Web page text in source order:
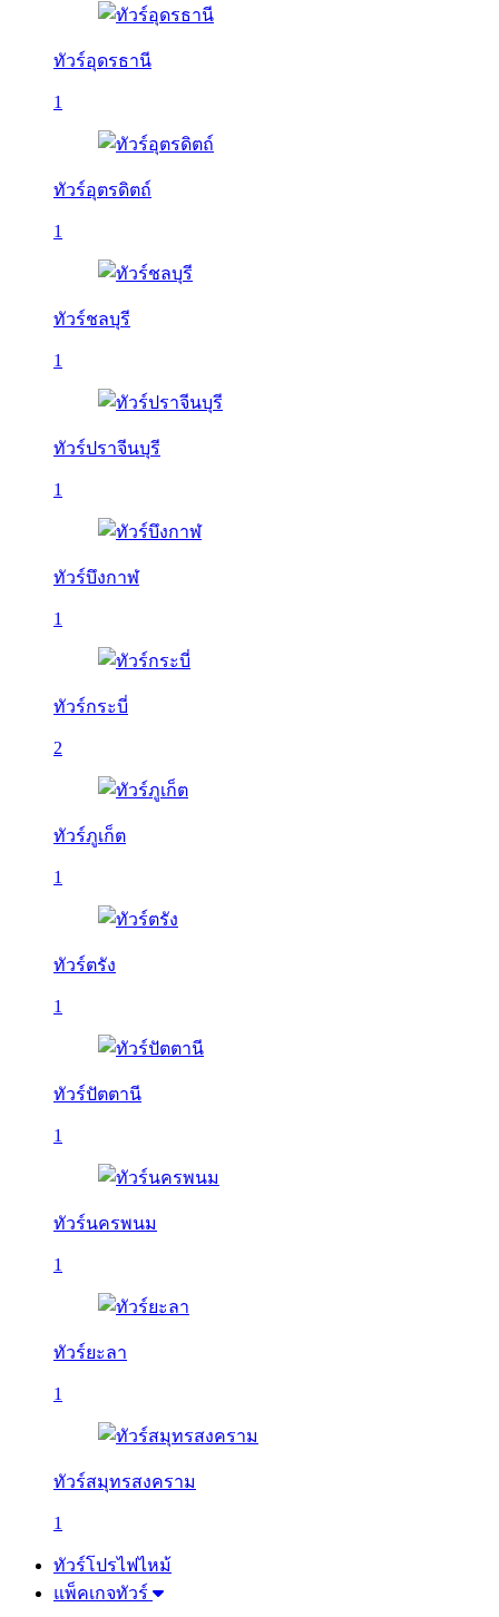
ทัวร์อุดรธานี
1
ทัวร์อุตรดิตถ์
1
ทัวร์ชลบุรี
1
ทัวร์ปราจีนบุรี
1
ทัวร์บึงกาฬ
1
ทัวร์กระบี่
2
ทัวร์ภูเก็ต
1
ทัวร์ตรัง
1
ทัวร์ปัตตานี
1
ทัวร์นครพนม
1
ทัวร์ยะลา
1
ทัวร์สมุทรสงคราม
1
ทัวร์โปรไฟไหม้
แพ็คเกจทัวร์